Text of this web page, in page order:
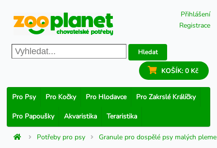
Přihlášení
Registrace
Hledat
KOŠÍK: 0 Kč
Pro Psy Pro Kočky Pro Hlodavce Pro Zakrslé Králíčky
Pro Papoušky Akvaristika Teraristika
Potřeby pro psy Granule pro dospělé psy malých